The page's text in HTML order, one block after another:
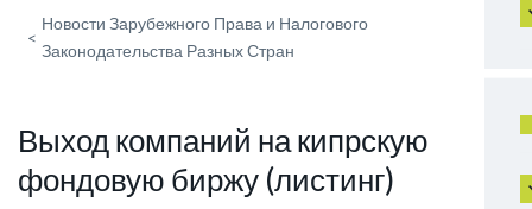
<
Новости Зарубежного Права и Налогового
Законодательства Разных Стран
Выход компаний на кипрскую
фондовую биржу (листинг)